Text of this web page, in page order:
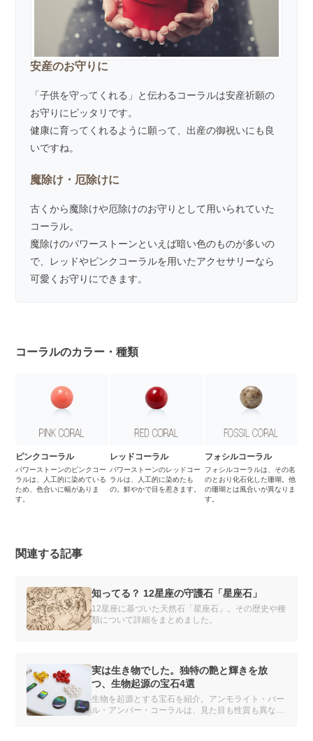
安産のお守りに
「子供を守ってくれる」と伝わるコーラルは安産祈願の
お守りにピッタリです。
健康に育ってくれるように願って、出産の御祝いにも良
いですね。
魔除け・厄除けに
古くから魔除けや厄除けのお守りとして用いられていた
コーラル。
魔除けのパワーストーンといえば暗い色のものが多いの
で、レッドやピンクコーラルを用いたアクセサリーなら
可愛くお守りにできます。
コーラルのカラー・種類
ピンクコーラル
パワーストーンのピンクコー
ラルは、人工的に染めている
ため、色合いに幅がありま
す。
レッドコーラル
パワーストーンのレッドコー
ラルは、人工的に染めたも
の。鮮やかで目を惹きます。
フォシルコーラル
フォシルコーラルは、その名
のとおり化石化した珊瑚。他
の珊瑚とは風合いが異なりま
す。
関連する記事
知ってる？ 12星座の守護石「星座石」
12星座に基づいた天然石「星座石」。その歴史や種
類について詳細をまとめました。
実は生き物でした。独特の艶と輝きを放
つ、生物起源の宝石4選
生物を起源とする宝石を紹介。アンモライト・パー
ル・アンバー・コーラルは、見た目も性質も異なる